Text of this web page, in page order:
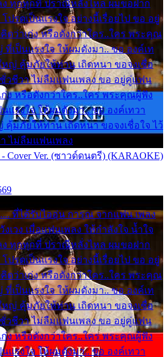
ง ทุกทุกที่ ปราณีหลั่งไหล ผมขอฝาก
ปรดเป็นแรงใจ อย่างนี้เรื่อยไป ขอ อยู่
ดว่าเก่ง หรือดังกว่าใคร..ใคร พระคุณ
ที่เป็นแรงใจ ให้ผมดังมา.. ขอ องค์เท
หญ่ คุ้มภัยให้ท่าน เถิดหนา ขอจงเชื่อ
ชั่วชีวา ไม่ลืมแฟนเพลง ขอ อยู่คู่แฟน
ก่ง หรือดังกว่าใคร..ใคร พระคุณผู้ฟัง
แรงใจ ให้ผมดังมา.. ขอ องค์เทวา
มภัยให้ท่าน เถิดหนา ขอจงเชื่อใจ ไว้
ไม่ลืมแฟนเพลง
Ver. (ซาวด์ดนตรี) (KARAOKE)
ที่ได้รับไออุ่น การุณ จากแฟน เพลง
เวง เมื่อแฟนเพลง ให้กำลังใจ น้ำใจ
ง ทุกทุกที่ ปราณีหลั่งไหล ผมขอฝาก
ปรดเป็นแรงใจ อย่างนี้เรื่อยไป ขอ อยู่
ดว่าเก่ง หรือดังกว่าใคร..ใคร พระคุณ
ที่เป็นแรงใจ ให้ผมดังมา.. ขอ องค์เท
หญ่ คุ้มภัยให้ท่าน เถิดหนา ขอจงเชื่อ
ชั่วชีวา ไม่ลืมแฟนเพลง ขอ อยู่คู่แฟน
ก่ง หรือดังกว่าใคร..ใคร พระคุณผู้ฟัง
แรงใจ ให้ผมดังมา.. ขอ องค์เทวา